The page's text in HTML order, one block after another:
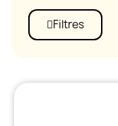
Filtres